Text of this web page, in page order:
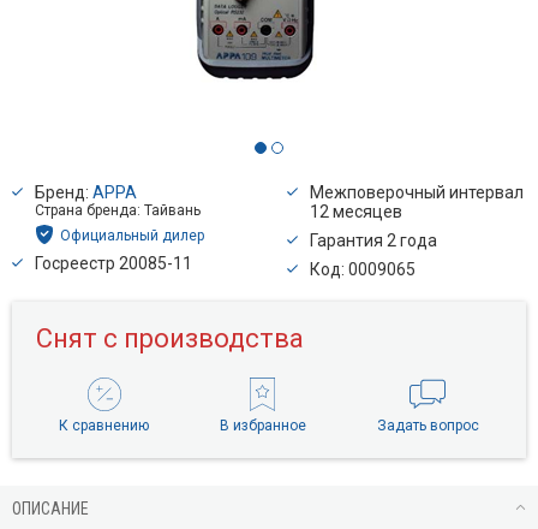
Бренд: APPA
Страна бренда: Тайвань
Официальный дилер
Госреестр 20085-11
Межповерочный интервал
12 месяцев
Гарантия 2 года
Код: 0009065
Снят с производства
К сравнению В избранное Задать вопрос
ОПИСАНИЕ